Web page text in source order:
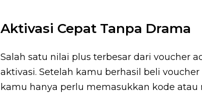
Aktivasi Cepat Tanpa Drama
Salah satu nilai plus terbesar dari voucher
aktivasi. Setelah kamu berhasil beli
kamu hanya perlu memasukkan kode